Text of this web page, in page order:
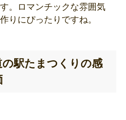
。ロマンチックな雰囲気
りにぴったりですね。
駅たまつくりの感